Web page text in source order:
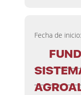
Fecha de inicio: